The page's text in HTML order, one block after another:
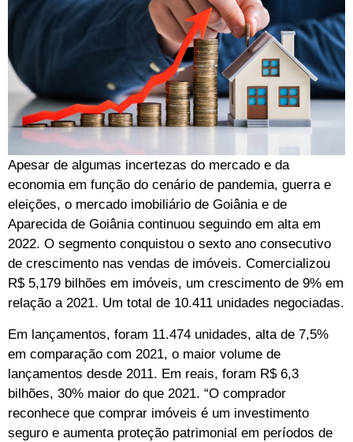
Apesar de algumas incertezas do mercado e da
economia em função do cenário de pandemia, guerra e
eleições, o mercado imobiliário de Goiânia e de
Aparecida de Goiânia continuou seguindo em alta em
2022. O segmento conquistou o sexto ano consecutivo
de crescimento nas vendas de imóveis. Comercializou
R$ 5,179 bilhões em imóveis, um crescimento de 9% em
relação a 2021. Um total de 10.411 unidades negociadas.
Em lançamentos, foram 11.474 unidades, alta de 7,5%
em comparação com 2021, o maior volume de
lançamentos desde 2011. Em reais, foram R$ 6,3
bilhões, 30% maior do que 2021. “O comprador
reconhece que comprar imóveis é um investimento
seguro e aumenta proteção patrimonial em períodos de